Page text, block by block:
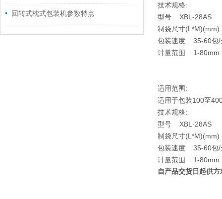
回转式枕式包装机参数特点
技术规格:
型号 XBL-28AS
制袋尺寸
包装速度 35-60包/
计量范围 1-80mm
适用范围:
适用于包装100至
技术规格:
型号 XBL-28AS
制袋尺寸
包装速度 35-60包/
计量范围 1-80mm
自产品交货日起供